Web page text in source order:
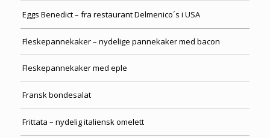
Eggs Benedict – fra restaurant Delmenico´s i USA
Fleskepannekaker – nydelige pannekaker med bacon
Fleskepannekaker med eple
Fransk bondesalat
Frittata – nydelig italiensk omelett